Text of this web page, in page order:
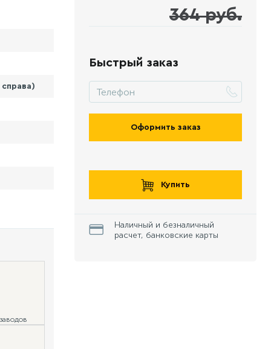
364 руб.
Быстрый заказ
Оформить заказ
Купить
Наличный и безналичный
расчет, банковские карты